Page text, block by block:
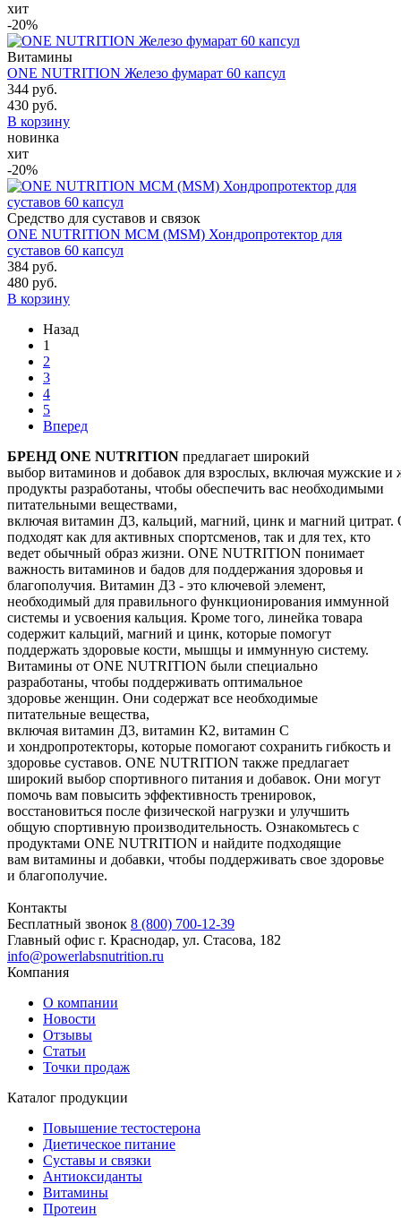
хит
-20%
Витамины
ONE NUTRITION Железо фумарат 60 капсул
344 руб.
430 руб.
В корзину
новинка
хит
-20%
Средство для суставов и связок
ONE NUTRITION МСМ (MSM) Хондропротектор для
суставов 60 капсул
384 руб.
480 руб.
В корзину
Назад
1
2
3
4
5
Вперед
БРЕНД ONE NUTRITION предлагает широкий
выбор витаминов и добавок для взрослых, включая мужские
продукты разработаны, чтобы обеспечить вас необходимыми
питательными веществами,
включая витамин Д3, кальций, магний, цинк и магний цитрат.
подходят как для активных спортсменов, так и для тех, кто
ведет обычный образ жизни. ONE NUTRITION понимает
важность витаминов и бадов для поддержания здоровья и
благополучия. Витамин Д3 - это ключевой элемент,
необходимый для правильного функционирования иммунной
системы и усвоения кальция. Кроме того, линейка товара
содержит кальций, магний и цинк, которые помогут
поддержать здоровые кости, мышцы и иммунную систему.
Витамины от ONE NUTRITION были специально
разработаны, чтобы поддерживать оптимальное
здоровье женщин. Они содержат все необходимые
питательные вещества,
включая витамин Д3, витамин К2, витамин С
и хондропротекторы, которые помогают сохранить гибкость и
здоровье суставов. ONE NUTRITION также предлагает
широкий выбор спортивного питания и добавок. Они могут
помочь вам повысить эффективность тренировок,
восстановиться после физической нагрузки и улучшить
общую спортивную производительность. Ознакомьтесь с
продуктами ONE NUTRITION и найдите подходящие
вам витамины и добавки, чтобы поддерживать свое здоровье
и благополучие.
Контакты
Бесплатный звонок 8 (800) 700-12-39
Главный офис г. Краснодар, ул. Стасова, 182
info@powerlabsnutrition.ru
Компания
О компании
Новости
Отзывы
Статьи
Точки продаж
Каталог продукции
Повышение тестостерона
Диетическое питание
Суставы и связки
Антиоксиданты
Витамины
Протеин